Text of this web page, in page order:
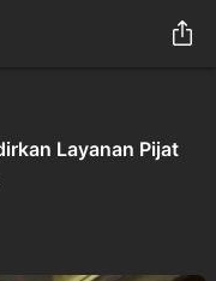
Layanan Pijat